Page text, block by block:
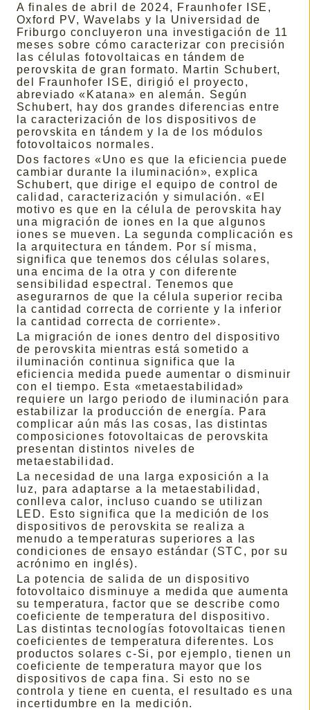
A finales de abril de 2024, Fraunhofer ISE,
Oxford PV, Wavelabs y la Universidad de
Friburgo concluyeron una investigación de 11
meses sobre cómo caracterizar con precisión
las células fotovoltaicas en tándem de
perovskita de gran formato. Martin Schubert,
del Fraunhofer ISE, dirigió el proyecto,
abreviado «Katana» en alemán. Según
Schubert, hay dos grandes diferencias entre
la caracterización de los dispositivos de
perovskita en tándem y la de los módulos
fotovoltaicos normales.
Dos factores «Uno es que la eficiencia puede
cambiar durante la iluminación», explica
Schubert, que dirige el equipo de control de
calidad, caracterización y simulación. «El
motivo es que en la célula de perovskita hay
una migración de iones en la que algunos
iones se mueven. La segunda complicación es
la arquitectura en tándem. Por sí misma,
significa que tenemos dos células solares,
una encima de la otra y con diferente
sensibilidad espectral. Tenemos que
asegurarnos de que la célula superior reciba
la cantidad correcta de corriente y la inferior
la cantidad correcta de corriente».
La migración de iones dentro del dispositivo
de perovskita mientras está sometido a
iluminación continua significa que la
eficiencia medida puede aumentar o disminuir
con el tiempo. Esta «metaestabilidad»
requiere un largo periodo de iluminación para
estabilizar la producción de energía. Para
complicar aún más las cosas, las distintas
composiciones fotovoltaicas de perovskita
presentan distintos niveles de
metaestabilidad.
La necesidad de una larga exposición a la
luz, para adaptarse a la metaestabilidad,
conlleva calor, incluso cuando se utilizan
LED. Esto significa que la medición de los
dispositivos de perovskita se realiza a
menudo a temperaturas superiores a las
condiciones de ensayo estándar (STC, por su
acrónimo en inglés).
La potencia de salida de un dispositivo
fotovoltaico disminuye a medida que aumenta
su temperatura, factor que se describe como
coeficiente de temperatura del dispositivo.
Las distintas tecnologías fotovoltaicas tienen
coeficientes de temperatura diferentes. Los
productos solares c-Si, por ejemplo, tienen un
coeficiente de temperatura mayor que los
dispositivos de capa fina. Si esto no se
controla y tiene en cuenta, el resultado es una
incertidumbre en la medición.